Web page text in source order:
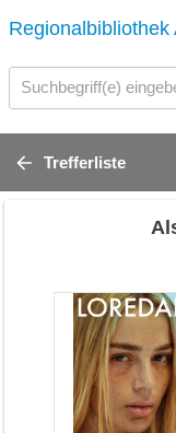
Suchbegriff(e)
Trefferliste